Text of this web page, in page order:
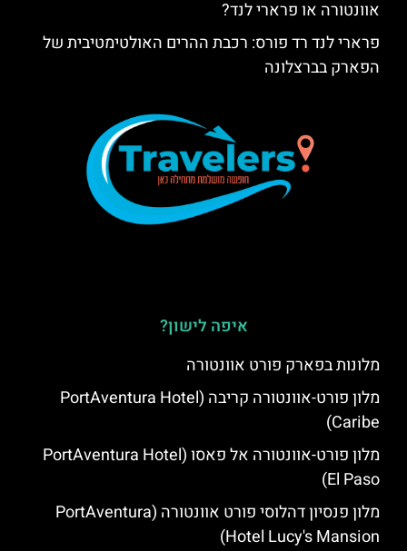
אוונטורה או פרארי לנד?
פרארי לנד רד פורס: רכבת ההרים האולטימטיבית של
הפארק בברצלונה
איפה לישון?
מלונות בפארק פורט אוונטורה
מלון פורט-אוונטורה קריבה (PortAventura Hotel
Caribe)
מלון פורט-אוונטורה אל פאסו (PortAventura Hotel
El Paso)
מלון פנסיון דהלוסי פורט אוונטורה (PortAventura
Hotel Lucy's Mansion‬)